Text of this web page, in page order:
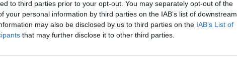
to third parties prior to your opt-out. You may separately opt-out of the
your personal information by third parties on the IAB’s list of downstream
may also be disclosed by us to third parties on the IAB’s List of
that may further disclose it to other third parties.